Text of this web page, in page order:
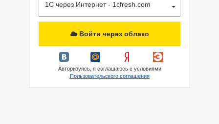
1С через Интернет - 1cfresh.com
Войти через облако
Авторизуясь, я соглашаюсь с условиями
Пользовательского соглашения